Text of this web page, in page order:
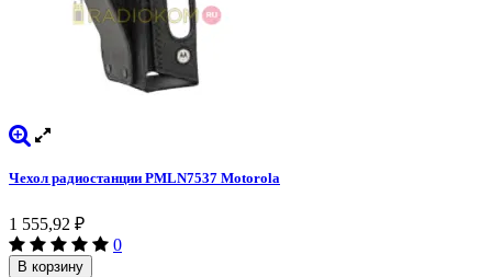
Чехол радиостанции PMLN7537 Motorola
1 555,92 ₽
0
В корзину